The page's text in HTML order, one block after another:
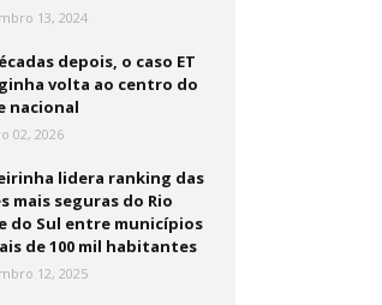
13, 2024
depois, o caso ET
volta ao centro do
nacional
02, 2026
lidera ranking das
mais seguras do Rio
do Sul entre municípios
de 100 mil habitantes
12, 2025